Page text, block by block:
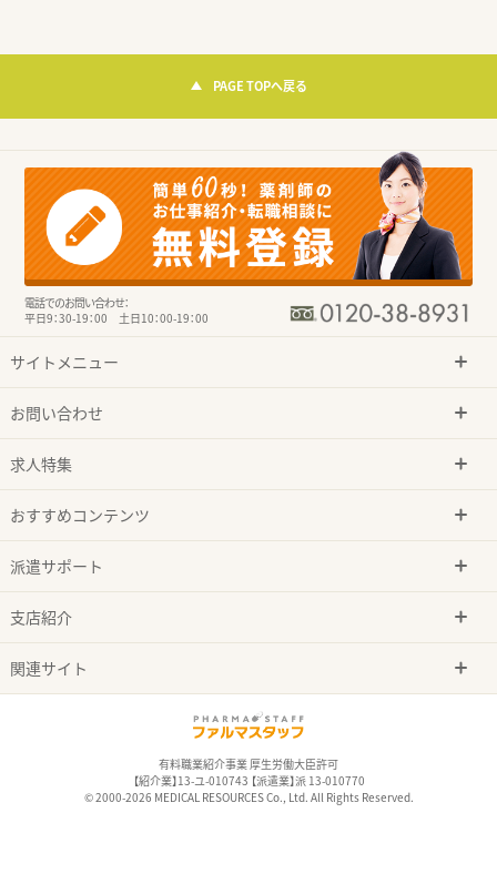
PAGE TOPへ戻る
電話でのお問い合わせ：
平日9：30-19：00 土日10：00-19：00
サイトメニュー
お問い合わせ
求人特集
おすすめコンテンツ
派遣サポート
支店紹介
関連サイト
有料職業紹介事業 厚生労働大臣許可
【紹介業】13-ユ-010743 【派遣業】派 13-010770
© 2000-2026 MEDICAL RESOURCES Co., Ltd. All Rights Reserved.